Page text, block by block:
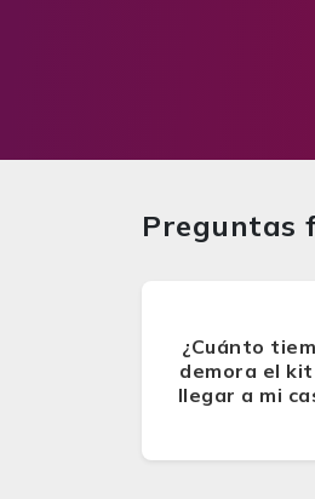
Preguntas
¿Cuánto
demora el
llegar a mi